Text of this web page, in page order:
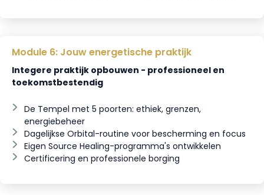
Module 6: Jouw energetische praktijk
Integere praktijk opbouwen - professioneel en
toekomstbestendig
De Tempel met 5 poorten: ethiek, grenzen,
energiebeheer
Dagelijkse Orbital-routine voor bescherming en focus
Eigen Source Healing-programma's ontwikkelen
Certificering en professionele borging